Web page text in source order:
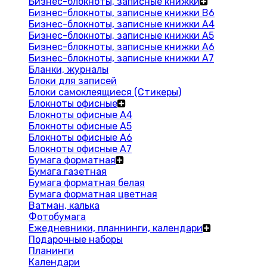
Бизнес-блокноты, записные книжки В6
Бизнес-блокноты, записные книжки A4
Бизнес-блокноты, записные книжки А5
Бизнес-блокноты, записные книжки А6
Бизнес-блокноты, записные книжки А7
Бланки, журналы
Блоки для записей
Блоки самоклеящиеся (Стикеры)
Блокноты офисные
Блокноты офисные A4
Блокноты офисные A5
Блокноты офисные A6
Блокноты офисные A7
Бумага форматная
Бумага газетная
Бумага форматная белая
Бумага форматная цветная
Ватман, калька
Фотобумага
Ежедневники, планнинги, календари
Подарочные наборы
Планинги
Календари